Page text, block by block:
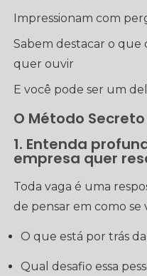
Impressionam com
Sabem destacar o
quer ouvir
E você pode ser um
O Método
1. Entenda
empresa quer
Toda vaga é uma
de pensar em como se
O que está por trás
Qual desafio essa